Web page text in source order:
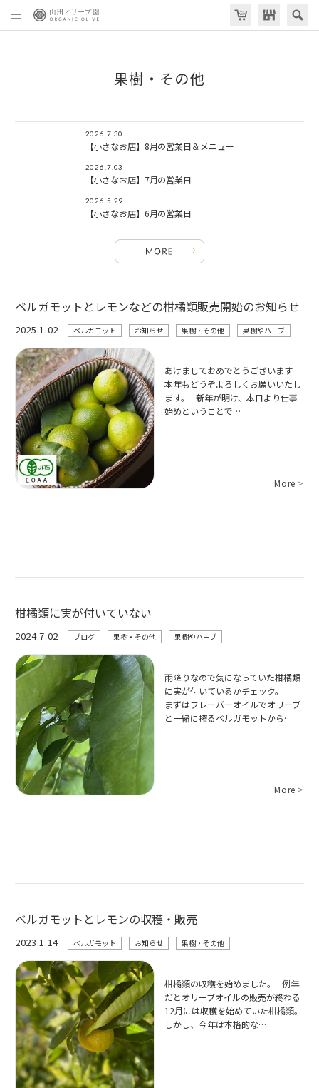
果樹・その他
2026.7.30
【小さなお店】8月の営業日＆メニュー
2026.7.03
【小さなお店】7月の営業日
2026.5.29
【小さなお店】6月の営業日
ベルガモットとレモンなどの柑橘類販売開始のお知らせ
2025.1.02 ベルガモット お知らせ 果樹・その他 果樹やハーブ
あけましておめでとうございます
本年もどうぞよろしくお願いいたし
ます。 新年が明け、本日より仕事
始めということで…
More >
柑橘類に実が付いていない
2024.7.02 ブログ 果樹・その他 果樹やハーブ
雨降りなので気になっていた柑橘類
に実が付いているかチェック。
まずはフレーバーオイルでオリーブ
と一緒に搾るベルガモットから…
More >
ベルガモットとレモンの収穫・販売
2023.1.14 ベルガモット お知らせ 果樹・その他
柑橘類の収穫を始めました。 例年
だとオリーブオイルの販売が終わる
12月には収穫を始めていた柑橘類。
しかし、今年は本格的な…